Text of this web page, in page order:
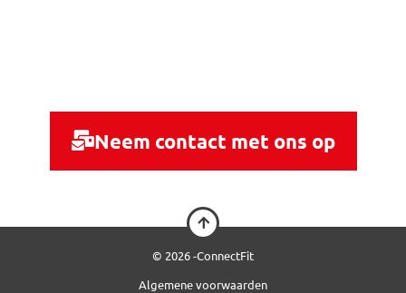
Neem contact met ons op
© 2026 -ConnectFit
Algemene voorwaarden